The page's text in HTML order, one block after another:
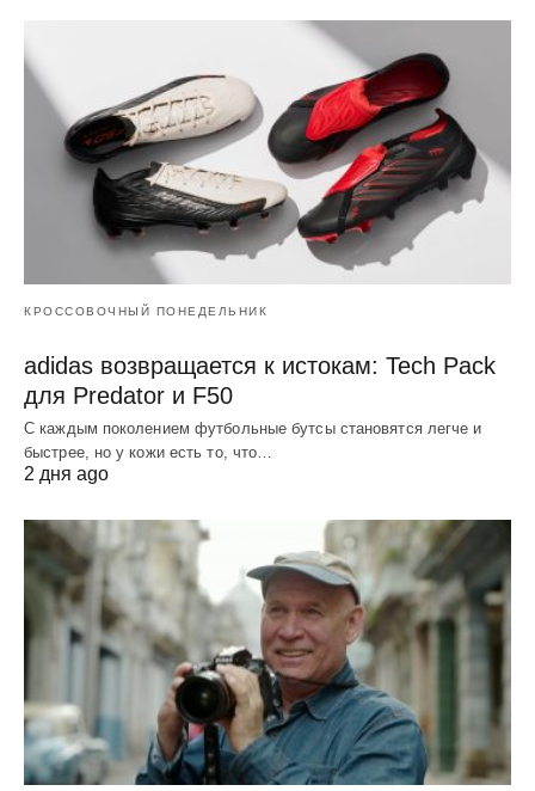
КРОССОВОЧНЫЙ ПОНЕДЕЛЬНИК
adidas возвращается к истокам: Tech Pack
для Predator и F50
С каждым поколением футбольные бутсы становятся легче и
быстрее, но у кожи есть то, что…
2 дня ago